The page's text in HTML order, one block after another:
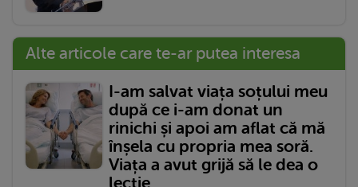
Alte articole care te-ar putea interesa
I-am salvat viața soțului meu
după ce i-am donat un
rinichi și apoi am aflat că mă
înșela cu propria mea soră.
Viața a avut grijă să le dea o
lecție